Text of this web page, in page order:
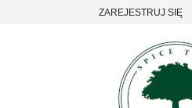
ZAREJESTRUJ SIĘ